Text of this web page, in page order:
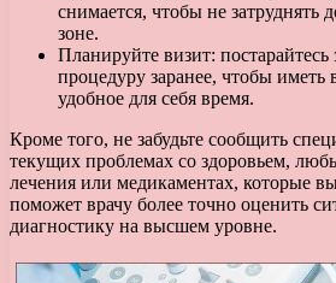
снимается, чтобы не затруднять
зоне.
Планируйте визит: постарайтесь
процедуру заранее, чтобы иметь
удобное для себя время.
Кроме того, не забудьте сообщить
текущих проблемах со здоровьем,
лечения или медикаментах, которые
поможет врачу более точно оценить
диагностику на высшем уровне.